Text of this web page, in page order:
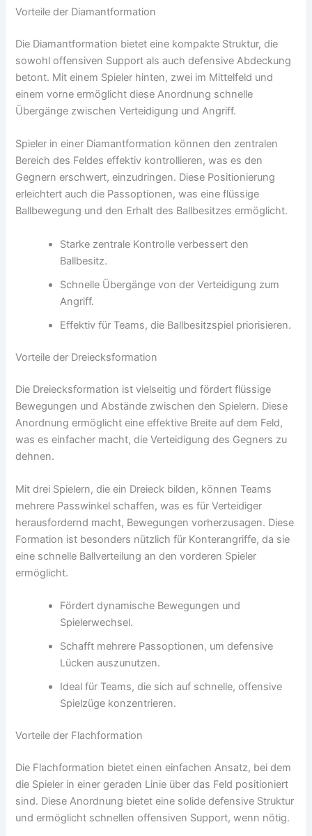
Vorteile der Diamantformation
Die Diamantformation bietet eine kompakte Struktur, die
sowohl offensiven Support als auch defensive Abdeckung
betont. Mit einem Spieler hinten, zwei im Mittelfeld und
einem vorne ermöglicht diese Anordnung schnelle
Übergänge zwischen Verteidigung und Angriff.
Spieler in einer Diamantformation können den zentralen
Bereich des Feldes effektiv kontrollieren, was es den
Gegnern erschwert, einzudringen. Diese Positionierung
erleichtert auch die Passoptionen, was eine flüssige
Ballbewegung und den Erhalt des Ballbesitzes ermöglicht.
Starke zentrale Kontrolle verbessert den
Ballbesitz.
Schnelle Übergänge von der Verteidigung zum
Angriff.
Effektiv für Teams, die Ballbesitzspiel priorisieren.
Vorteile der Dreiecksformation
Die Dreiecksformation ist vielseitig und fördert flüssige
Bewegungen und Abstände zwischen den Spielern. Diese
Anordnung ermöglicht eine effektive Breite auf dem Feld,
was es einfacher macht, die Verteidigung des Gegners zu
dehnen.
Mit drei Spielern, die ein Dreieck bilden, können Teams
mehrere Passwinkel schaffen, was es für Verteidiger
herausfordernd macht, Bewegungen vorherzusagen. Diese
Formation ist besonders nützlich für Konterangriffe, da sie
eine schnelle Ballverteilung an den vorderen Spieler
ermöglicht.
Fördert dynamische Bewegungen und
Spielerwechsel.
Schafft mehrere Passoptionen, um defensive
Lücken auszunutzen.
Ideal für Teams, die sich auf schnelle, offensive
Spielzüge konzentrieren.
Vorteile der Flachformation
Die Flachformation bietet einen einfachen Ansatz, bei dem
die Spieler in einer geraden Linie über das Feld positioniert
sind. Diese Anordnung bietet eine solide defensive Struktur
und ermöglicht schnellen offensiven Support, wenn nötig.